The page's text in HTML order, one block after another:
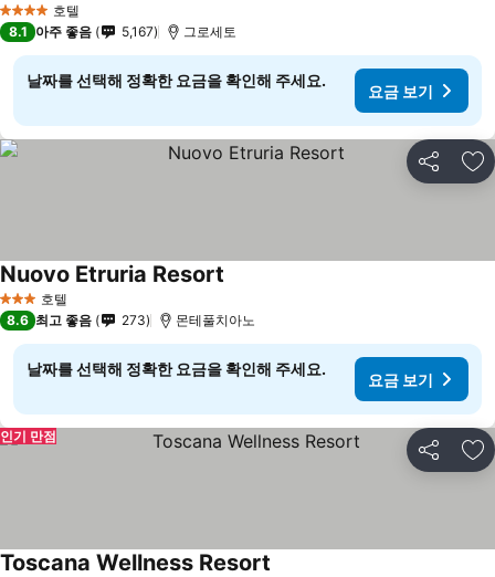
4 성급 호텔
8.1 아주 좋음 5,167 그로세토
날짜를 선택해 정확한 요금을 확인해 주세요.
요금 보기
공유 즐
3 성급 호텔
Nuovo Etruria Resort
8.6 최고 좋음 273 몬테풀치아노
날짜를 선택해 정확한 요금을 확인해 주세요.
요금 보기
공유 즐
인기 만점
Toscana Wellness Resort